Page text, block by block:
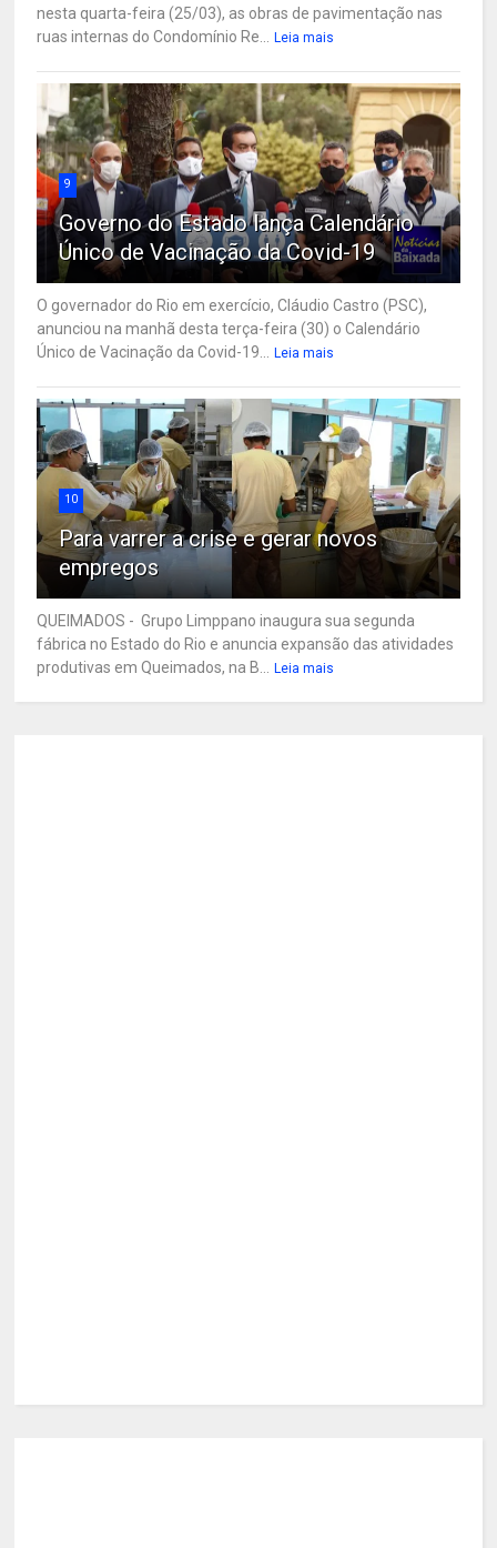
nesta quarta-feira (25/03), as obras de pavimentação nas
ruas internas do Condomínio Re...
Leia mais
9
Governo do Estado lança Calendário
Único de Vacinação da Covid-19
O governador do Rio em exercício, Cláudio Castro (PSC),
anunciou na manhã desta terça-feira (30) o Calendário
Único de Vacinação da Covid-19...
Leia mais
10
Para varrer a crise e gerar novos
empregos
QUEIMADOS - Grupo Limppano inaugura sua segunda
fábrica no Estado do Rio e anuncia expansão das atividades
produtivas em Queimados, na B...
Leia mais